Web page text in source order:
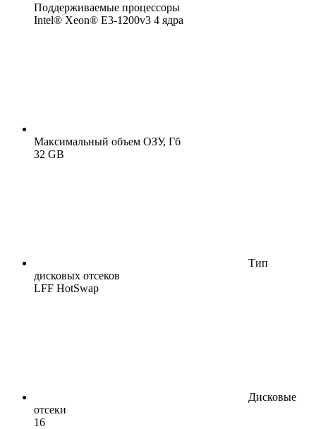
Поддерживаемые процессоры
Intel® Xeon® E3-1200v3 4 ядра
Максимальный объем ОЗУ, Гб
32 GB
Тип
дисковых отсеков
LFF HotSwap
Дисковые
отсеки
16